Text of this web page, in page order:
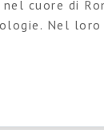
cuore di
Nel
che […]